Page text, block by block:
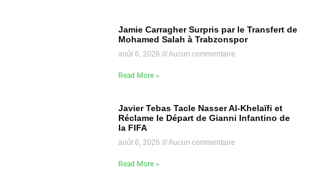
Jamie Carragher Surpris par le Transfert de
Mohamed Salah à Trabzonspor
août 6, 2026 Aucun commentaire
Read More »
Javier Tebas Tacle Nasser Al-Khelaïfi et
Réclame le Départ de Gianni Infantino de
la FIFA
août 6, 2026 Aucun commentaire
Read More »